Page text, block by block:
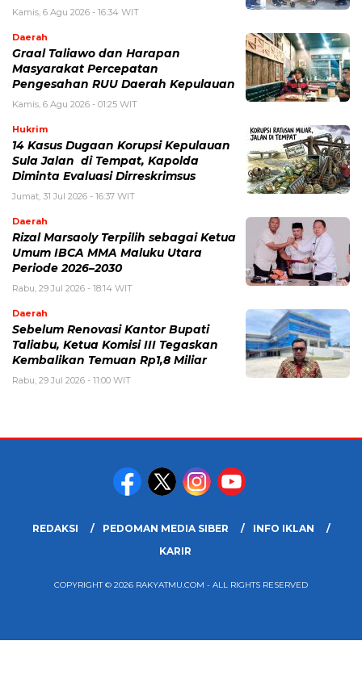
Kamis, 6 Agu 2026 - 16:34 WIT
Daerah
Graal Taliawo dan Harapan
Masyarakat Percepatan
Pengesahan RUU Daerah Kepulauan
Kamis, 6 Agu 2026 - 01:25 WIT
Hukrim
14 Kasus Dugaan Korupsi Kepulauan
Sula Jalan di Tempat, Kapolda
Diminta Evaluasi Dirreskrimsus
Jumat, 31 Jul 2026 - 16:37 WIT
Daerah
Rizal Marsaoly Terpilih sebagai Ketua
Umum IBCA MMA Maluku Utara
Periode 2026–2030
Rabu, 29 Jul 2026 - 18:14 WIT
Daerah
Sebelum Renovasi Kantor Bupati
Taliabu, Ketua Komisi III Tegaskan
Kembalikan Temuan Rp1,8 Miliar
Rabu, 29 Jul 2026 - 11:00 WIT
REDAKSI PEDOMAN MEDIA SIBER
INFO IKLAN
KARIR
COPYRIGHT © 2026 RAKYATMU.COM - ALL RIGHTS RESERVED